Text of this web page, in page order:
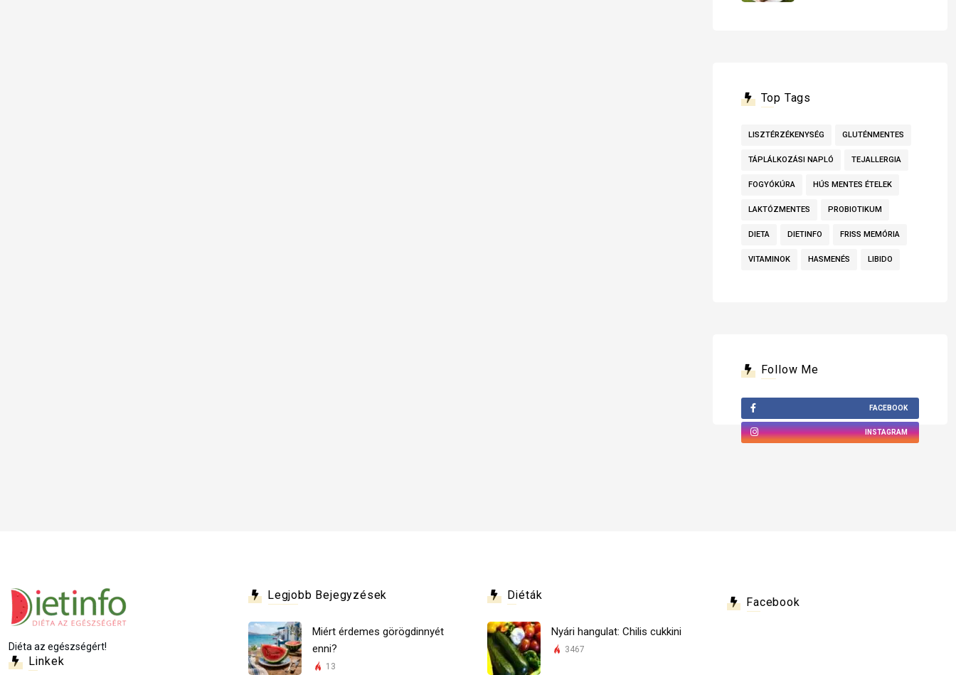
Top Tags
LISZTÉRZÉKENYSÉG GLUTÉNMENTES
TÁPLÁLKOZÁSI NAPLÓ TEJALLERGIA
FOGYÓKÚRA HÚS MENTES ÉTELEK
LAKTÓZMENTES PROBIOTIKUM
DIETA DIETINFO FRISS MEMÓRIA
VITAMINOK HASMENÉS LIBIDO
Follow Me
FACEBOOK
INSTAGRAM
Diéta az egészségért!
Linkek
Legjobb Bejegyzések
Miért érdemes görögdinnyét
enni?
13
Diéták
Nyári hangulat: Chilis cukkini
3467
Facebook